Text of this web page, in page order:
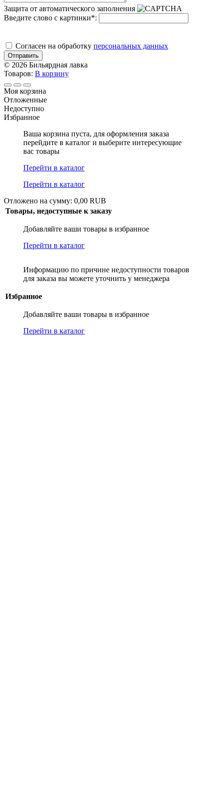
Защита от автоматического заполнения
Введите слово с картинки*:
Cогласен на обработку персональных данных
Отправить
© 2026 Бильярдная лавка
Товаров: В корзину
Моя корзина
Отложенные
Недоступно
Избранное
Ваша корзина пуста, для оформления заказа
перейдите в каталог и выберите интересующие
вас товары
Перейти в каталог
Перейти в каталог
Отложено на сумму: 0,00 RUB
Товары, недоступные к заказу
Добавляйте ваши товары в избранное
Перейти в каталог
Информацию по причине недоступности товаров
для заказа вы можете уточнить у менеджера
Избранное
Добавляйте ваши товары в избранное
Перейти в каталог